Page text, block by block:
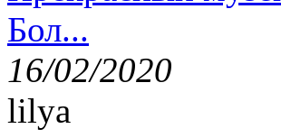
Бол...
16/02/2020
lilya